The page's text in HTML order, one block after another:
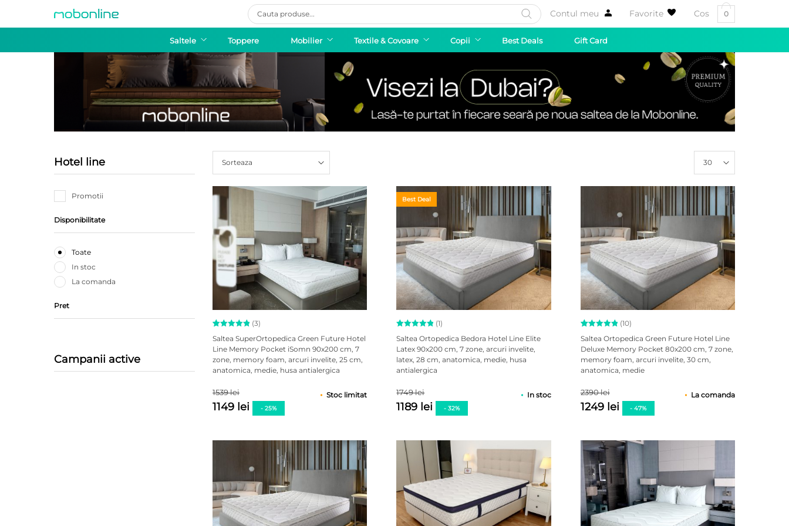
Products
search Contul meu Favorite Cos 0
Saltele Toppere Mobilier Textile & Covoare Copii Best Deals Gift Card
Hotel line
Promotii
Disponibilitate
Toate
In stoc
La comanda
Pret
Campanii active
30
Sorteaza
Evaluat la
din 5 pe
baza a
3
evaluări
(3)
Saltea SuperOrtopedica Green Future Hotel
Line Memory Pocket iSomn 90x200 cm, 7
zone, memory foam, arcuri invelite, 25 cm,
anatomica, medie, husa antialergica
1539 lei
1149 lei - 25%
Stoc limitat
Best Deal
Evaluat la
din 5 pe
baza unei
singure
(1)
Saltea Ortopedica Bedora Hotel Line Elite
Latex 90x200 cm, 7 zone, arcuri invelite,
latex, 28 cm, anatomica, medie, husa
antialergica
1749 lei
1189 lei - 32%
In stoc
Evaluat la
din 5 pe
baza a
10
evaluări
(10)
Saltea Ortopedica Green Future Hotel Line
Deluxe Memory Pocket 80x200 cm, 7 zone,
memory foam, arcuri invelite, 30 cm,
anatomica, medie
2390 lei
1249 lei - 47%
La comanda